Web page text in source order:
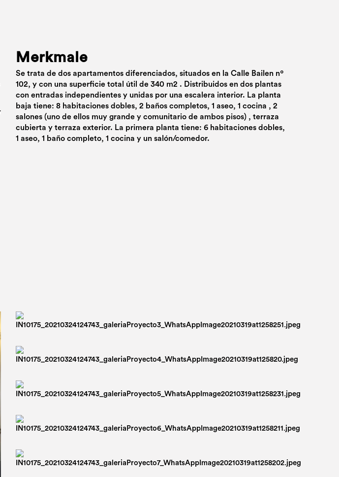
Merkmale
Se trata de dos apartamentos diferenciados, situados en la Calle Bailen nº
102, y con una superficie total útil de 340 m2 . Distribuidos en dos plantas
con entradas independientes y unidas por una escalera interior. La planta
baja tiene: 8 habitaciones dobles, 2 baños completos, 1 aseo, 1 cocina , 2
salones (uno de ellos muy grande y comunitario de ambos pisos) , terraza
cubierta y terraza exterior. La primera planta tiene: 6 habitaciones dobles,
1 aseo, 1 baño completo, 1 cocina y un salón/comedor.